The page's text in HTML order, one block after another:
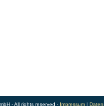
- All rights reserved - Impressum|